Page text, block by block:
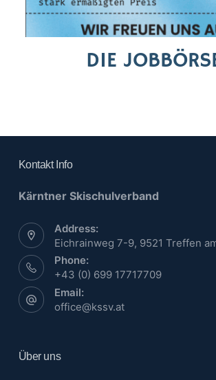
DIE
Kontakt Info
Kärntner Skischulverband
Address:
Eichrainweg 7-9, 9521 Treffen
Phone:
+43 (0) 699 17717709
Email:
office@kssv.at
Über uns